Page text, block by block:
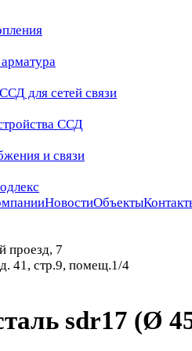
для сетей связи
ССД
и связи
НовостиОбъекты
проезд, 7
41, стр.9, помещ.1/4
sdr17 (Ø